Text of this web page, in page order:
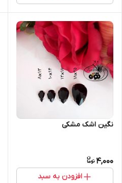
نگین اشک مشکی
4,000
افزودن به سبد